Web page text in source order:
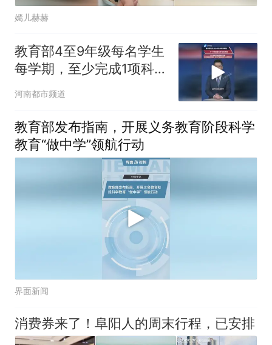
嫣儿赫赫
教育部4至9年级每名学生
每学期，至少完成1项科学
探究任务，纳入学生综合
要求
河南都市频道
教育部发布指南，开展义务教育阶段科学
教育“做中学”领航行动
界面新闻
消费券来了！阜阳人的周末行程，已安排